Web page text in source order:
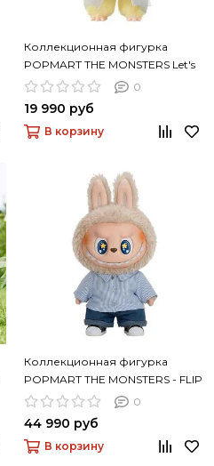
Коллекционная фигурка
POPMART THE MONSTERS Let's
Checkmate Series-Vinyl Plush
Hanging Card
0
19 990 руб
В корзину
Коллекционная фигурка
POPMART THE MONSTERS - FLIP
WITH ME Vinyl Plush Doll
0
44 990 руб
В корзину